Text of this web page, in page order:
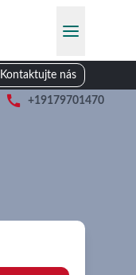
Kontaktujte nás
 +19179701470